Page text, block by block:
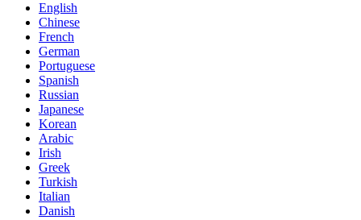
English
Chinese
French
German
Portuguese
Spanish
Russian
Japanese
Korean
Arabic
Irish
Greek
Turkish
Italian
Danish